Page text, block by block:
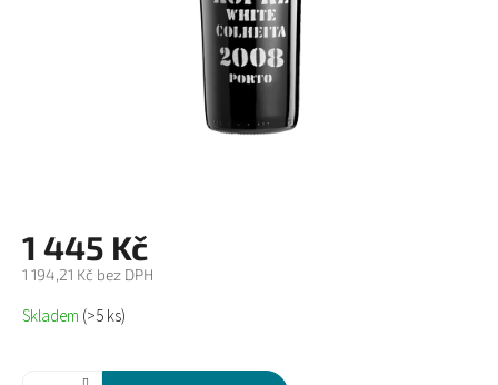
1 445 Kč
1 194,21 Kč bez DPH
Měrná
cena:
Skladem (>5 ks)